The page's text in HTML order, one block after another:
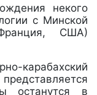
некого
с Минской
США)
карабахский
останутся в